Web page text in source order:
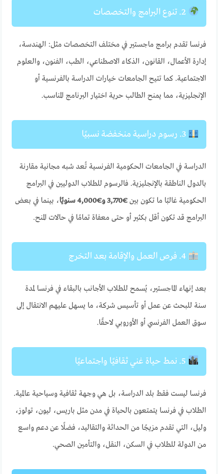
فرنسا تقدم برامج ماجستير في مختلف التخصصات مثل: الهندسة،
إدارة الأعمال، القانون، الذكاء الاصطناعي، الطب، الفنون، والعلوم
الاجتماعية. كما تتيح الجامعات خيارات الدراسة بالفرنسية أو
الإنجليزية، مما يمنح الطالب حرية اختيار البرنامج المناسب.
الدراسة في الجامعات الحكومية الفرنسية تُعد شبه مجانية مقارنة
بالدول الناطقة بالإنجليزية. فالرسوم للطلاب الدوليين في البرامج
الحكومية غالبًا ما تكون بين€3,770 و€4,000 سنويًا
، بينما في بعض
البرامج قد تكون أقل بكثير أو حتى معفاة تمامًا في حالات المنح.
بعد إنهاء الماجستير، يُسمح للطلاب الأجانب بالبقاء في فرنسا لمدة
سنة للبحث عن عمل أو تأسيس شركة، ما يسهل عليهم الانتقال إلى
سوق العمل الفرنسي أو الأوروبي لاحقًا.
فرنسا ليست فقط بلد الدراسة، بل هي وجهة ثقافية وسياحية عالمية.
الطلاب في فرنسا يتمتعون بالحياة في مدن مثل باريس، ليون، تولوز،
وليل، التي تقدم مزيجًا من الحداثة والتقاليد، فضلًا عن دعم واسع
من الدولة للطلاب في السكن، النقل، والتأمين الصحي.